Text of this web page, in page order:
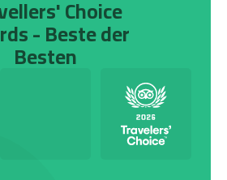
Choice
- Beste der
Besten